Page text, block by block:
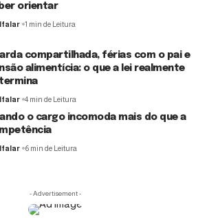
orientar
1 min de Leitura
compartilhada, férias com o pai e
alimentícia: o que a lei realmente
4 min de Leitura
o cargo incomoda mais do que a
6 min de Leitura
- Advertisement -